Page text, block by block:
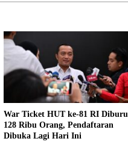
War Ticket HUT ke-81 RI Diburu
128 Ribu Orang, Pendaftaran
Dibuka Lagi Hari Ini